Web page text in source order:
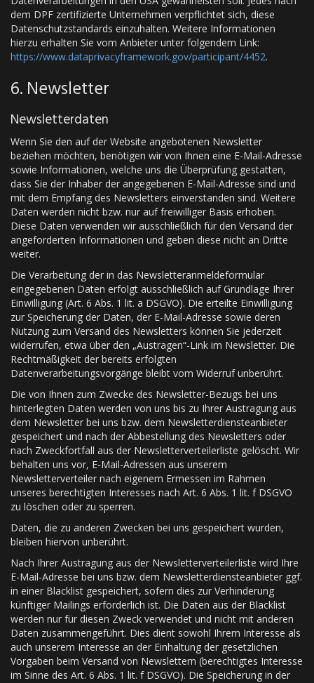
dem DPF zertifizierte Unternehmen verpflichtet sich, diese
Datenschutzstandards einzuhalten. Weitere Informationen
hierzu erhalten Sie vom Anbieter unter folgendem Link:
https://www.dataprivacyframework.gov/participant/4452.
6. Newsletter
Newsletter­daten
Wenn Sie den auf der Website angebotenen Newsletter
beziehen möchten, benötigen wir von Ihnen eine E-Mail-Adresse
sowie Informationen, welche uns die Überprüfung gestatten,
dass Sie der Inhaber der angegebenen E-Mail-Adresse sind und
mit dem Empfang des Newsletters einverstanden sind. Weitere
Daten werden nicht bzw. nur auf freiwilliger Basis erhoben.
Diese Daten verwenden wir ausschließlich für den Versand der
angeforderten Informationen und geben diese nicht an Dritte
weiter.
Die Verarbeitung der in das Newsletteranmeldeformular
eingegebenen Daten erfolgt ausschließlich auf Grundlage Ihrer
Einwilligung (Art. 6 Abs. 1 lit. a DSGVO). Die erteilte Einwilligung
zur Speicherung der Daten, der E-Mail-Adresse sowie deren
Nutzung zum Versand des Newsletters können Sie jederzeit
widerrufen, etwa über den „Austragen“-Link im Newsletter. Die
Rechtmäßigkeit der bereits erfolgten
Datenverarbeitungsvorgänge bleibt vom Widerruf unberührt.
Die von Ihnen zum Zwecke des Newsletter-Bezugs bei uns
hinterlegten Daten werden von uns bis zu Ihrer Austragung aus
dem Newsletter bei uns bzw. dem Newsletterdiensteanbieter
gespeichert und nach der Abbestellung des Newsletters oder
nach Zweckfortfall aus der Newsletterverteilerliste gelöscht. Wir
behalten uns vor, E-Mail-Adressen aus unserem
Newsletterverteiler nach eigenem Ermessen im Rahmen
unseres berechtigten Interesses nach Art. 6 Abs. 1 lit. f DSGVO
zu löschen oder zu sperren.
Daten, die zu anderen Zwecken bei uns gespeichert wurden,
bleiben hiervon unberührt.
Nach Ihrer Austragung aus der Newsletterverteilerliste wird Ihre
E-Mail-Adresse bei uns bzw. dem Newsletterdiensteanbieter ggf.
in einer Blacklist gespeichert, sofern dies zur Verhinderung
künftiger Mailings erforderlich ist. Die Daten aus der Blacklist
werden nur für diesen Zweck verwendet und nicht mit anderen
Daten zusammengeführt. Dies dient sowohl Ihrem Interesse als
auch unserem Interesse an der Einhaltung der gesetzlichen
Vorgaben beim Versand von Newslettern (berechtigtes Interesse
im Sinne des Art. 6 Abs. 1 lit. f DSGVO). Die Speicherung in der